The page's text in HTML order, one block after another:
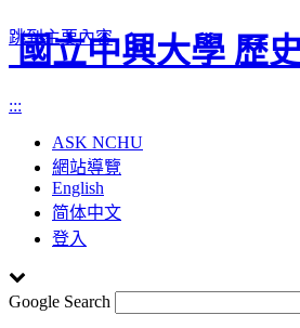
跳到主要內容
國立中興大學 歷
:::
ASK NCHU
網站導覽
English
简体中文
登入
Google Search